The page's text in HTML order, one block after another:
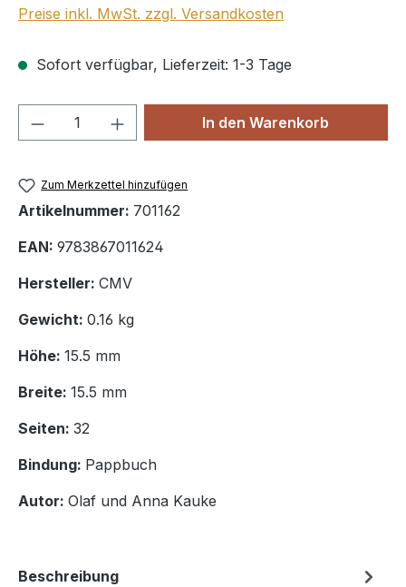
Preise inkl. MwSt. zzgl. Versandkosten
Sofort verfügbar, Lieferzeit: 1-3 Tage
Produkt Anzahl: Gib denIn den Warenkorb
Zum Merkzettel hinzufügen
Artikelnummer: 701162
EAN: 9783867011624
Hersteller: CMV
Gewicht: 0.16 kg
Höhe: 15.5 mm
Breite: 15.5 mm
Seiten: 32
Bindung: Pappbuch
Autor: Olaf und Anna Kauke
Beschreibung